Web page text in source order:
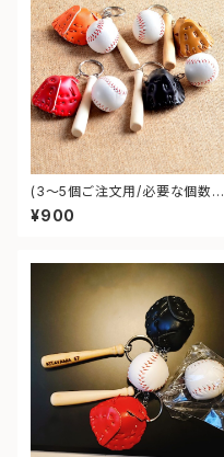
(3～5個ご注文用/必要な個数を
入力ください) ★刻印可★ベー
スボールキーホルダー(送料無
¥900